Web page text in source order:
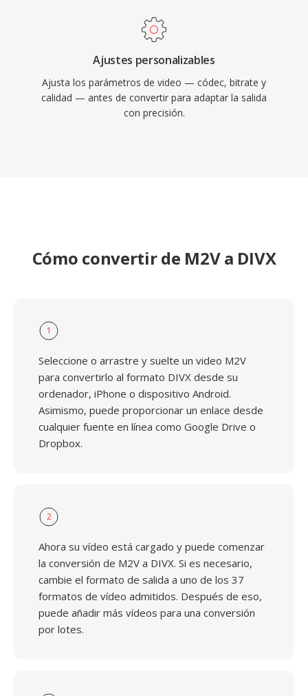
Ajustes personalizables
Ajusta los parámetros de video — códec, bitrate y
calidad — antes de convertir para adaptar la salida
con precisión.
Cómo convertir de M2V a DIVX
1
Seleccione o arrastre y suelte un video M2V
para convertirlo al formato DIVX desde su
ordenador, iPhone o dispositivo Android.
Asimismo, puede proporcionar un enlace desde
cualquier fuente en línea como Google Drive o
Dropbox.
2
Ahora su vídeo está cargado y puede comenzar
la conversión de M2V a DIVX. Si es necesario,
cambie el formato de salida a uno de los 37
formatos de vídeo admitidos. Después de eso,
puede añadir más vídeos para una conversión
por lotes.